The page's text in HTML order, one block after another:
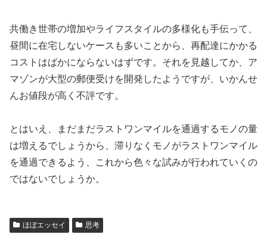
共働き世帯の増加やライフスタイルの多様化も手伝って、
昼間に在宅しないケースも多いことから、再配達にかかる
コストはばかにならないはずです。それを見越してか、ア
マゾンが大型の郵便受けを開発したようですが、いかんせ
んお値段が高く不評です。
とはいえ、まだまだラストワンマイルを通過するモノの量
は増えるでしょうから、滞りなくモノがラストワンマイル
を通過できるよう、これから色々な試みが行われていくの
ではないでしょうか。
ほぼエッセイ 思考